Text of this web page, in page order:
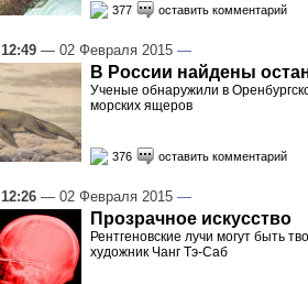
377 оставить комментарий
12:49 — 02 Февраля 2015 —
В России найдены
Ученые обнаружили в
морских ящеров
376 оставить комментарий
12:26 — 02 Февраля 2015 —
Прозрачное искусство
Рентгеновские лучи могут быть
художник Чанг Тэ-Саб